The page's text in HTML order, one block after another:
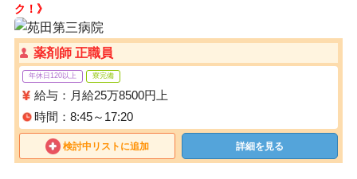
ク！》
薬剤師 正職員
年休日120以上 寮完備
給与：月給25万8500円上
時間：8:45～17:20
検討中リストに追加 詳細を見る